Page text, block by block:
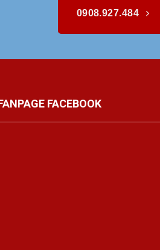
0908.927.484
FACEBOOK